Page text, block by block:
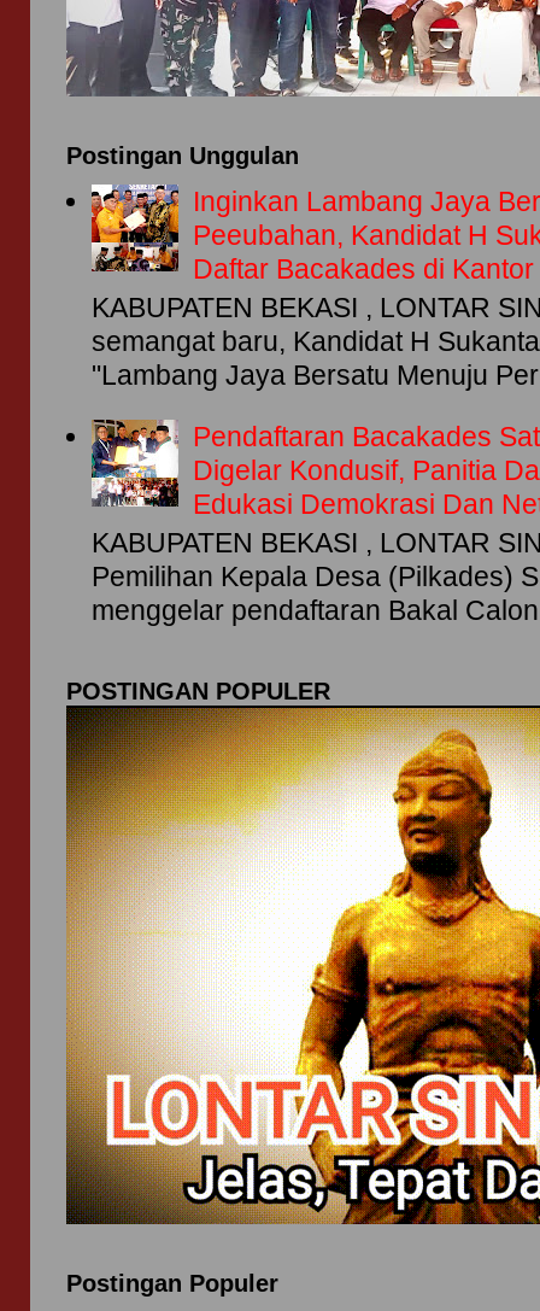
Postingan Unggulan
Inginkan Lambang Jaya
Peeubahan, Kandidat H
Daftar Bacakades di
KABUPATEN BEKASI , LONTAR
semangat baru, Kandidat H
"Lambang Jaya Bersatu Menuju
Pendaftaran Bacakades
Digelar Kondusif, Panitia
Edukasi Demokrasi Dan
KABUPATEN BEKASI , LONTAR
Pemilihan Kepala Desa (Pilkades)
menggelar pendaftaran Bakal
POSTINGAN POPULER
Postingan Populer